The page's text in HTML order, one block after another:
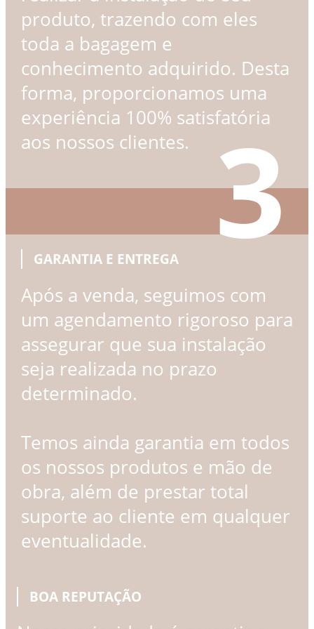
produto, trazendo com eles
toda a bagagem e
conhecimento adquirido. Desta
forma, proporcionamos uma
experiência 100% satisfatória
aos nossos clientes.
3
GARANTIA E ENTREGA
Após a venda, seguimos com
um agendamento rigoroso para
assegurar que sua instalação
seja realizada no prazo
determinado.
Temos ainda garantia em todos
os nossos produtos e mão de
obra, além de prestar total
suporte ao cliente em qualquer
eventualidade.
BOA REPUTAÇÃO